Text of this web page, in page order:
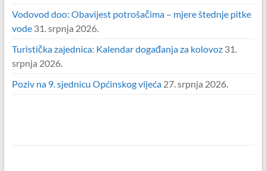
Vodovod doo: Obavijest potrošačima – mjere štednje pitke
vode 31. srpnja 2026.
Turistička zajednica: Kalendar događanja za kolovoz 31.
srpnja 2026.
Poziv na 9. sjednicu Općinskog vijeća 27. srpnja 2026.